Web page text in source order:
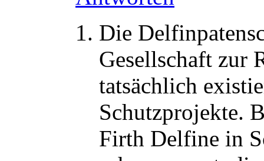
Die
Gesellschaft zur
tatsächlich
Schutzprojekte.
Firth Delfine in